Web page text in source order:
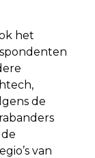
het
de
van